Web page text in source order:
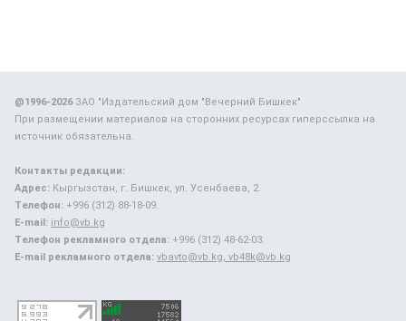
@1996-2026ЗАО "Издательский дом "Вечерний Бишкек"
При размещении материалов на сторонних ресурсах гиперссылка на
источник обязательна.
Контакты редакции:
Адрес: Кыргызстан, г. Бишкек, ул. Усенбаева, 2.
Телефон: +996 (312) 88-18-09.
E-mail: info@vb.kg
Телефон рекламного отдела: +996 (312) 48-62-03.
E-mail рекламного отдела: vbavto@vb.kg, vb48k@vb.kg